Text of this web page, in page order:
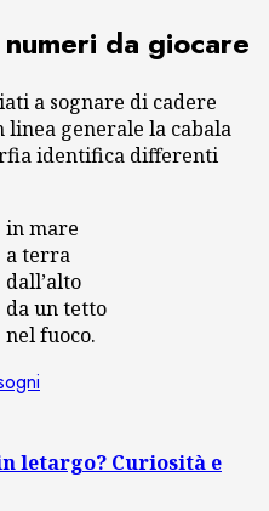
da giocare
a sognare di cadere
linea generale la cabala
identifica differenti
in mare
a terra
dall’alto
da un tetto
nel fuoco.
letargo? Curiosità e